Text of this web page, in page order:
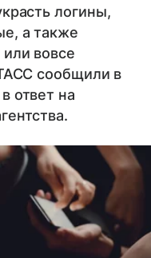
логины,
а также
вовсе
сообщили в
ответ на